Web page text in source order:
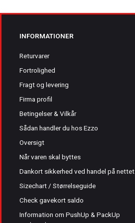
INFORMATIONER
Returvarer
Fortrolighed
Fragt og levering
Firma profil
Betingelser & Vilkår
Sådan handler du hos Ezzo
Oversigt
Når varen skal byttes
Dankort sikkerhed ved handel på nettet
Sizechart / Størrelseguide
Check gavekort saldo
Information om PushUp & PackUp